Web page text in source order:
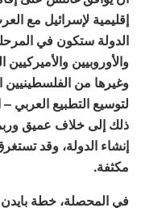
إقليمية لإسرائيل مع
الدولة ستكون في
والأوروبيين
وغيرها من الفلسطينيين
لتوسيع التطبيع العربي
ذلك إلى خلاف عميق
إنشاء الدولة، وقد
مكثفة.
في المحصلة، خطة